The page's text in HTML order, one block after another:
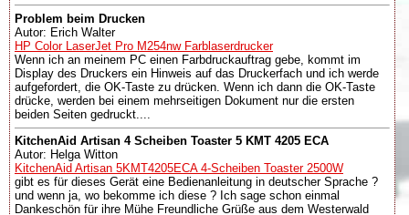
Problem beim Drucken
Autor: Erich Walter
HP Color LaserJet Pro M254nw Farblaserdrucker
Wenn ich an meinem PC einen Farbdruckauftrag gebe, kommt im
Display des Druckers ein Hinweis auf das Druckerfach und ich werde
aufgefordert, die OK-Taste zu drücken. Wenn ich dann die OK-Taste
drücke, werden bei einem mehrseitigen Dokument nur die ersten
beiden Seiten gedruckt....
KitchenAid Artisan 4 Scheiben Toaster 5 KMT 4205 ECA
Autor: Helga Witton
KitchenAid Artisan 5KMT4205ECA 4-Scheiben Toaster 2500W
gibt es für dieses Gerät eine Bedienanleitung in deutscher Sprache ?
und wenn ja, wo bekomme ich diese ? Ich sage schon einmal
Dankeschön für ihre Mühe Freundliche Grüße aus dem Westerwald